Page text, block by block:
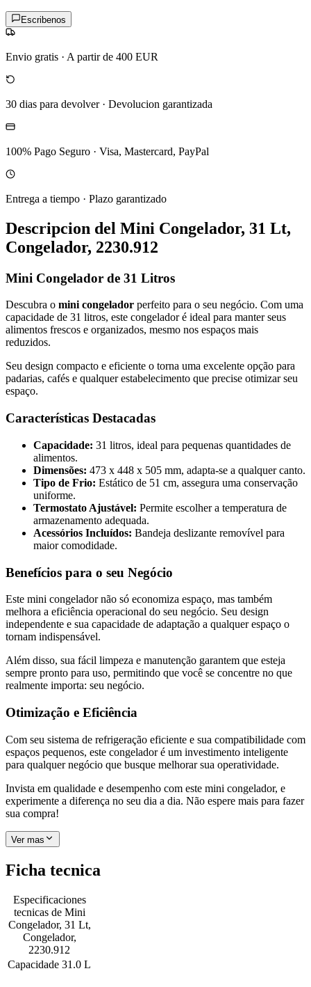
Escribenos
Envio gratis · A partir de 400 EUR
30 dias para devolver· Devolucion garantizada
100% Pago Seguro · Visa, Mastercard, PayPal
Entrega a tiempo · Plazo garantizado
Descripcion del Mini Congelador, 31 Lt,
Congelador, 2230.912
Mini Congelador de 31 Litros
Descubra o mini congelador perfeito para o seu negócio. Com uma
capacidade de 31 litros, este congelador é ideal para manter seus
alimentos frescos e organizados, mesmo nos espaços mais
reduzidos.
Seu design compacto e eficiente o torna uma excelente opção para
padarias, cafés e qualquer estabelecimento que precise otimizar seu
espaço.
Características Destacadas
Capacidade: 31 litros, ideal para pequenas quantidades de
alimentos.
Dimensões: 473 x 448 x 505 mm, adapta-se a qualquer canto.
Tipo de Frio: Estático de 51 cm, assegura uma conservação
uniforme.
Termostato Ajustável: Permite escolher a temperatura de
armazenamento adequada.
Acessórios Incluídos: Bandeja deslizante removível para
maior comodidade.
Benefícios para o seu Negócio
Este mini congelador não só economiza espaço, mas também
melhora a eficiência operacional do seu negócio. Seu design
independente e sua capacidade de adaptação a qualquer espaço o
tornam indispensável.
Além disso, sua fácil limpeza e manutenção garantem que esteja
sempre pronto para uso, permitindo que você se concentre no que
realmente importa: seu negócio.
Otimização e Eficiência
Com seu sistema de refrigeração eficiente e sua compatibilidade com
espaços pequenos, este congelador é um investimento inteligente
para qualquer negócio que busque melhorar sua operatividade.
Invista em qualidade e desempenho com este mini congelador, e
experimente a diferença no seu dia a dia. Não espere mais para fazer
sua compra!
Ver mas
Ficha tecnica
Especificaciones
tecnicas de Mini
Congelador, 31 Lt,
Congelador,
2230.912
Capacidade 31.0 L